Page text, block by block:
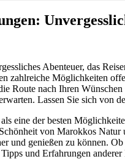
Abenteuer, das
zahlreiche Möglichkeiten
Route nach Ihren
Lassen Sie sich von
eine der besten
von Marokkos
und genießen zu können.
und Erfahrungen